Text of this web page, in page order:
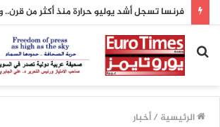
بحث
عن
الرئيسية /أخبار